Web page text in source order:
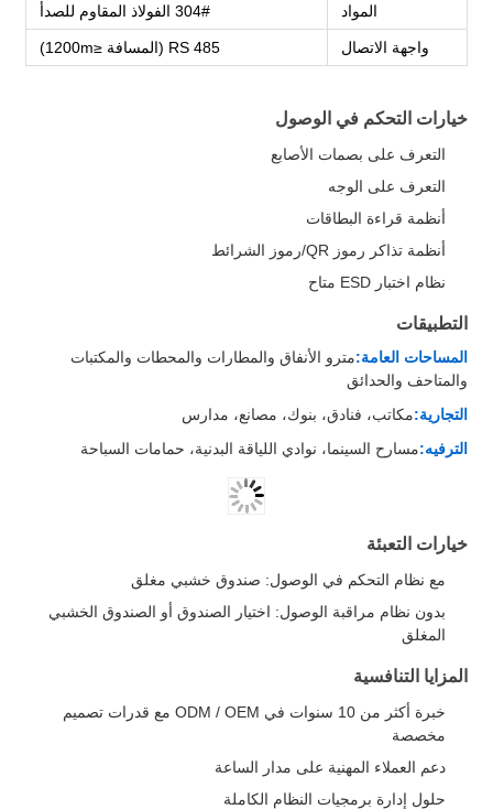
المواد 304# الفولاذ المقاوم للصدأ
واجهة الاتصال RS 485 (المسافة ≤1200m)
خيارات التحكم في الوصول
التعرف على بصمات الأصابع
التعرف على الوجه
أنظمة قراءة البطاقات
أنظمة تذاكر رموز QR/رموز الشرائط
نظام اختبار ESD متاح
التطبيقات
المساحات العامة:مترو الأنفاق والمطارات والمحطات والمكتبات
والمتاحف والحدائق
التجارية:مكاتب، فنادق، بنوك، مصانع، مدارس
الترفيه:مسارح السينما، نوادي اللياقة البدنية، حمامات السباحة
خيارات التعبئة
مع نظام التحكم في الوصول: صندوق خشبي مغلق
بدون نظام مراقبة الوصول: اختيار الصندوق أو الصندوق الخشبي
المغلق
المزايا التنافسية
خبرة أكثر من 10 سنوات في ODM / OEM مع قدرات تصميم
مخصصة
دعم العملاء المهنية على مدار الساعة
حلول إدارة برمجيات النظام الكاملة